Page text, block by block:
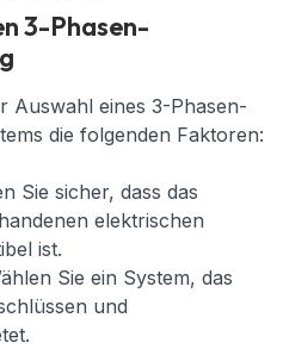
3-Phasen-
Auswahl eines 3-Phasen-
die folgenden Faktoren:
Sie sicher, dass das
elektrischen
ist.
Sie ein System, das
und